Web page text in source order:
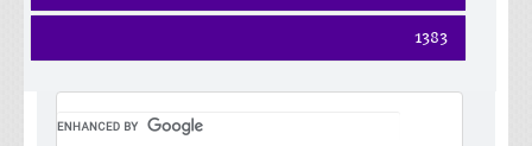
شهريور
مهر
آبان
آذر
تير
مرداد
شهريور
مهر
ارديبهشت
خرداد
تير
مرداد
فروردين
ارديبهشت
خرداد
1383
فروردين